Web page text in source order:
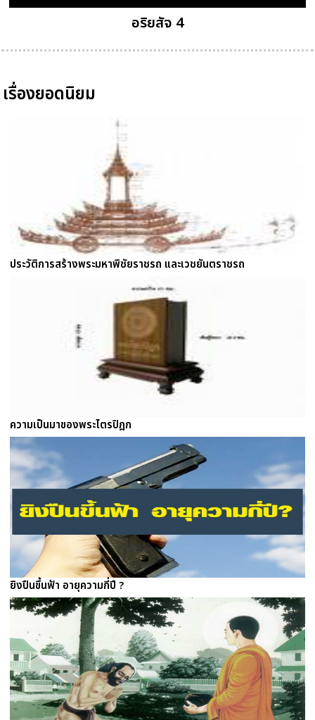
อริยสัจ 4
เรื่องยอดนิยม
ประวัติการสร้างพระมหาพิชัยราชรถ และเวชยันตราชรถ
ความเป็นมาของพระไตรปิฎก
ยิงปืนขึ้นฟ้า อายุความกี่ปี ?